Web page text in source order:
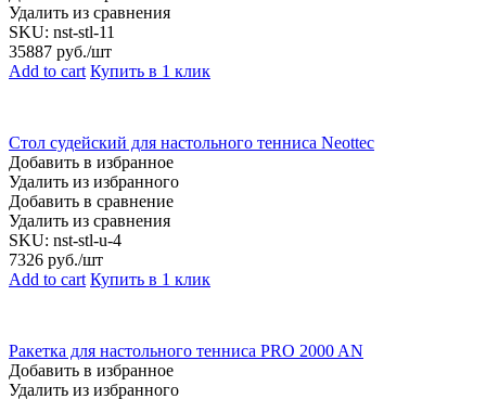
Удалить из сравнения
SKU: nst-stl-11
35887 руб./шт
Add to cart Купить в 1 клик
Стол судейский для настольного тенниса Neottec
Добавить в избранное
Удалить из избранного
Добавить в сравнение
Удалить из сравнения
SKU: nst-stl-u-4
7326 руб./шт
Add to cart Купить в 1 клик
Ракетка для настольного тенниса PRO 2000 AN
Добавить в избранное
Удалить из избранного